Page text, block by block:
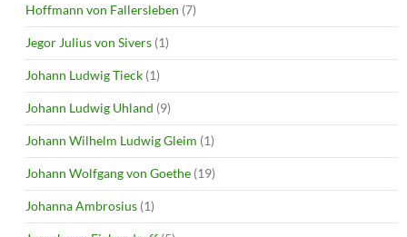
Hoffmann von Fallersleben (7)
Jegor Julius von Sivers (1)
Johann Ludwig Tieck (1)
Johann Ludwig Uhland (9)
Johann Wilhelm Ludwig Gleim (1)
Johann Wolfgang von Goethe (19)
Johanna Ambrosius (1)